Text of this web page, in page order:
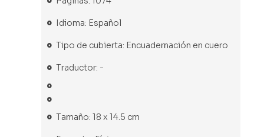
Idioma: Español
Tipo de cubierta: Encuadernación en cuero
Traductor: -
Tamaño: 18 x 14.5 cm